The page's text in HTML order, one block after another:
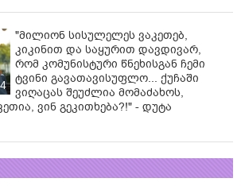
"მილიონ სისულელეს ვაკეთებ,
კიკინით და საყურით დავდივარ,
რომ კომუნისტური წნეხისგან ჩემი
ტვინი გავათავისუფლო... ქუჩაში
ვიღაცას შეუძლია მომაძახოს,
ვინ გეკითხება?!" - დუტა